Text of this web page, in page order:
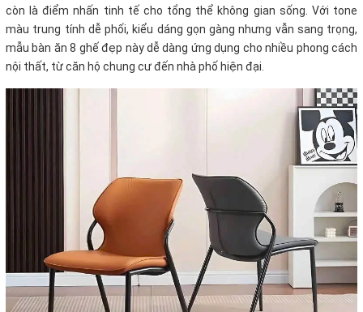
còn là điểm nhấn tinh tế cho tổng thể không gian sống. Với tone
màu trung tính dễ phối, kiểu dáng gọn gàng nhưng vẫn sang trọng,
mẫu bàn ăn 8 ghế đẹp này dễ dàng ứng dụng cho nhiều phong cách
nội thất, từ căn hộ chung cư đến nhà phố hiện đại.